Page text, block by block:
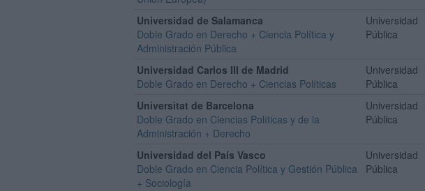
Universidad de Salamanca
Doble Grado en Derecho + Ciencia Política y
Administración Pública
Universidad
Pública
Universidad Carlos III de Madrid
Doble Grado en Derecho + Ciencias Políticas
Universidad
Pública
Universitat de Barcelona
Doble Grado en Ciencias Políticas y de la
Administración + Derecho
Universidad
Pública
Universidad del País Vasco
Doble Grado en Ciencia Política y Gestión Pública
+ Sociología
Universidad
Pública